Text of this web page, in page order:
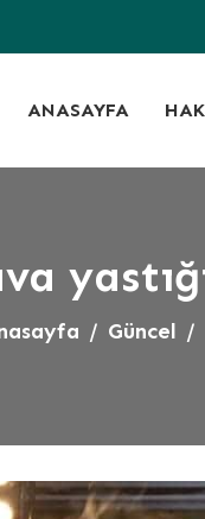
ANASAYFA
Güncel